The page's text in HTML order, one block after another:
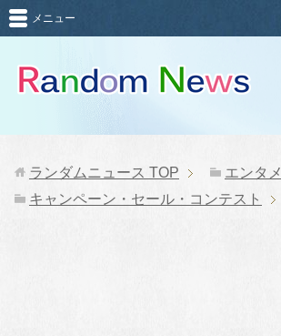
メニュー
ランダムニュース TOP
エンタメ
キャンペーン・セール・コンテスト